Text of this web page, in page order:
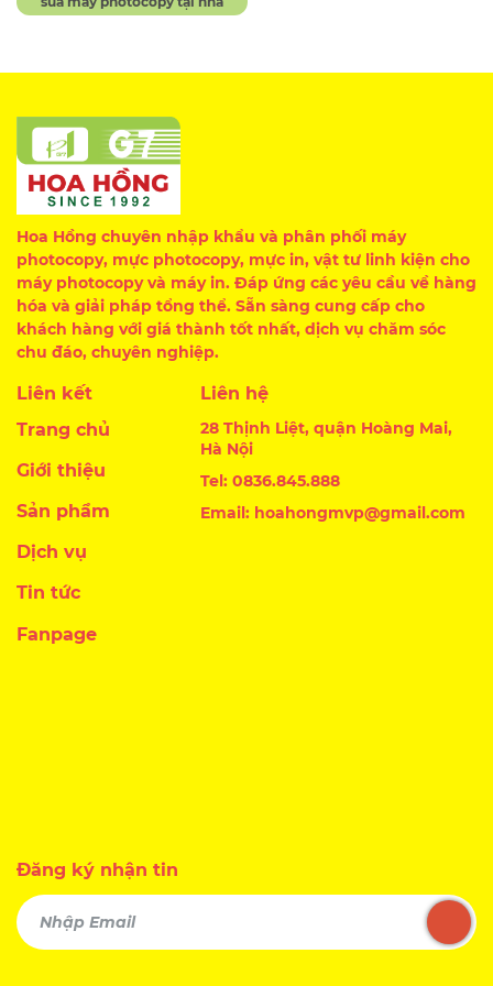
Hoa Hồng chuyên nhập khẩu và phân phối máy
photocopy, mực photocopy, mực in, vật tư linh kiện cho
máy photocopy và máy in. Đáp ứng các yêu cầu về hàng
hóa và giải pháp tổng thể. Sẵn sàng cung cấp cho
khách hàng với giá thành tốt nhất, dịch vụ chăm sóc
chu đáo, chuyên nghiệp.
Liên kết
Trang chủ
Giới thiệu
Sản phẩm
Dịch vụ
Tin tức
Liên hệ
28 Thịnh Liệt, quận Hoàng Mai,
Hà Nội
Tel: 0836.845.888
Email: hoahongmvp@gmail.com
Fanpage
Đăng ký nhận tin